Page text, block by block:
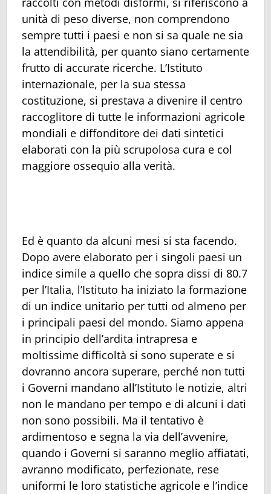
unità di peso diverse, non comprendono
sempre tutti i paesi e non si sa quale ne sia
la attendibilità, per quanto siano certamente
frutto di accurate ricerche. L’Istituto
internazionale, per la sua stessa
costituzione, si prestava a divenire il centro
raccoglitore di tutte le informazioni agricole
mondiali e diffonditore dei dati sintetici
elaborati con la più scrupolosa cura e col
maggiore ossequio alla verità.
Ed è quanto da alcuni mesi si sta facendo.
Dopo avere elaborato per i singoli paesi un
indice simile a quello che sopra dissi di 80.7
per l’Italia, l’Istituto ha iniziato la formazione
di un indice unitario per tutti od almeno per
i principali paesi del mondo. Siamo appena
in principio dell’ardita intrapresa e
moltissime difficoltà si sono superate e si
dovranno ancora superare, perché non tutti
i Governi mandano all’Istituto le notizie, altri
non le mandano per tempo e di alcuni i dati
non sono possibili. Ma il tentativo è
ardimentoso e segna la via dell’avvenire,
quando i Governi si saranno meglio affiatati,
avranno modificato, perfezionate, rese
uniformi le loro statistiche agricole e l’indice